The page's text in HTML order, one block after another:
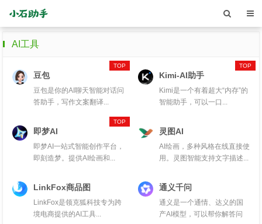
AI工具
豆包
豆包是你的AI聊天智能对话问
答助手，写作文案翻译...
Kimi-AI助手
Kimi是一个有着超大“内存”的
智能助手，可以一口...
即梦AI
即梦AI一站式智能创作平台，
即刻造梦。提供AI绘画和...
灵图AI
AI绘画，多种风格在线直接使
用。灵图智能支持文字描述...
LinkFox商品图
LinkFox是领克狐科技专为跨
境电商提供的AI工具...
通义千问
通义是一个通情、达义的国
产AI模型，可以帮你解答问